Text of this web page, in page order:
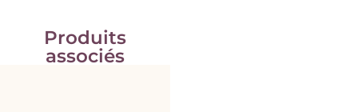
Produits
associés